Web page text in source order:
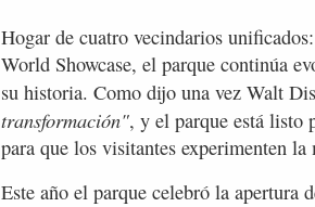
Hogar de cuatro vecindarios
World Showcase, el parque continúa
su historia. Como dijo una vez Walt
transformación", y el parque está listo
para que los visitantes experimenten
Este año el parque celebró la